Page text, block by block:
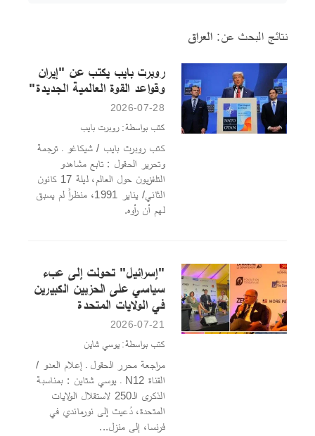
نتائج البحث عن:العراق
روبرت بايب يكتب عن "إيران
وقواعد القوة العالمية الجديدة"
2026-07-28
كتب بواسطة: روبرت بايب
كتب روبرت بايب / شيكاغو ـ ترجمة
وتحرير الحقول : تابع مشاهدو
التلفزيون حول العالم، ليلة 17 كانون
الثاني/ يناير 1991، منظراً لم يسبق
لهم أن رأوه.
"إسرائيل" تحولت إلى عبء
سياسي على الحزبين الكبيرين
في الولايات المتحدة
2026-07-21
كتب بواسطة: يوسي شاين
مراجعة محرر الحقول ـ إعلام العدو /
القناة N12 ـ يوسي شتاين : بمناسبة
الذكرى الـ250 لاستقلال الولايات
المتحدة، دُعيت إلى نورماندي في
فرنسا، إلى منزل...